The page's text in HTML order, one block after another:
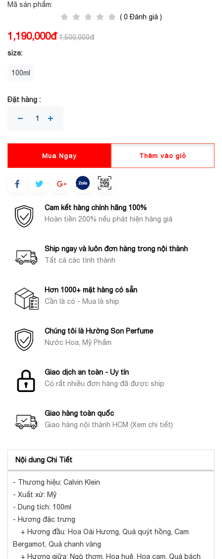
Mã sản phẩm:
( 0 Đánh giá )
1,190,000đ 1,500,000đ
size:
100ml
Đặt hàng :
Mua Ngay Thêm vào giỏ
Cam kết hàng chính hãng 100%
Hoàn tiền 200% nếu phát hiện hàng giả
Ship ngay và luôn đơn hàng trong nội thành
Tất cả các tỉnh thành
Hơn 1000+ mặt hàng có sẵn
Cần là có - Mua là ship
Chúng tôi là Hường Son Perfume
Nước Hoa, Mỹ Phẩm
Giao dịch an toàn - Uy tín
Có rất nhiều đơn hàng đã được ship
Giao hàng toàn quốc
Giao hàng nội thành HCM (Xem chi tiết)
Nội dung Chi Tiết
- Thương hiệu: Calvin Klein
- Xuất xứ: Mỹ
- Dung tích: 100ml
- Hương đặc trưng
+ Hương đầu: Hoa Oải Hương, Quả quýt hồng, Cam
Bergamot, Quả chanh vàng
+ Hương giữa: Ngò thơm, Hoa huệ, Hoa cam, Quả bách